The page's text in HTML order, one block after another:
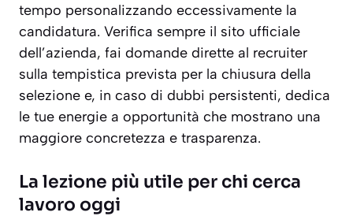
tempo personalizzando eccessivamente la
candidatura. Verifica sempre il sito ufficiale
dell’azienda, fai domande dirette al recruiter
sulla tempistica prevista per la chiusura della
selezione e, in caso di dubbi persistenti, dedica
le tue energie a opportunità che mostrano una
maggiore concretezza e trasparenza.
La lezione più utile per chi cerca
lavoro oggi